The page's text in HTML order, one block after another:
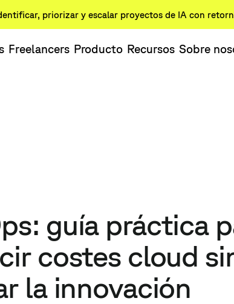
priorizar y escalar proyectos de IA con
Freelancers Producto Recursos Sobre
guía práctica
costes cloud
la innovación